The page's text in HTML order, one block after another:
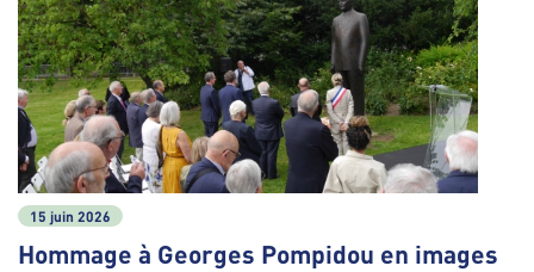
15 juin 2026
Hommage à Georges Pompidou en images